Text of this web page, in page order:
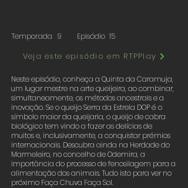
Temporada 9 Episódio 15
Veja este episódio em RTPPlay
Neste episódio, conheça a Quinta da Caramuja,
um lugar mestre na arte queijeira, ao combinar,
simultaneamente, os métodos ancestrais e a
inovação. Se o queijo Serra da Estrela DOP é o
símbolo maior da queijaria, o queijo de cabra
biológico tem vindo a fazer as delícias de
muitos e, inclusivamente, a conquistar prémios
internacionais. Descubra ainda na Herdade do
Marmeleiro, no concelho de Odemira, a
importância do processo de fenosilagem para a
alimentação dos animais. Tudo isto para ver no
próximo Faça Chuva Faça Sol.